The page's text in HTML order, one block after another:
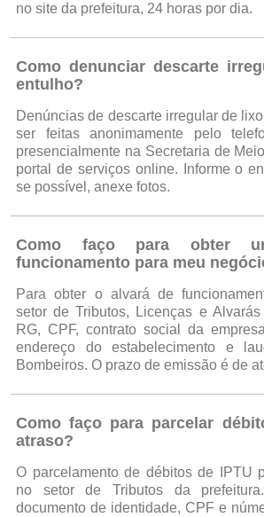
no site da prefeitura, 24 horas por dia.
Como denunciar descarte
entulho?
Denúncias de descarte irregular de
ser feitas anonimamente pelo
presencialmente na Secretaria de
portal de serviços online. Informe o
se possível, anexe fotos.
Como faço para obter
funcionamento para meu
Para obter o alvará de
setor de Tributos, Licenças e
RG, CPF, contrato social da
endereço do estabelecimento e
Bombeiros. O prazo de emissão é de
Como faço para parcelar
atraso?
O parcelamento de débitos de IPTU
no setor de Tributos da
documento de identidade, CPF e